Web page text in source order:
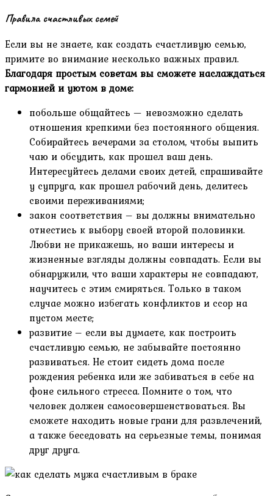
Правила счастливых семей
Если вы не знаете, как создать счастливую семью,
примите во внимание несколько важных правил.
Благодаря простым советам вы сможете наслаждаться
гармонией и уютом в доме:
побольше общайтесь — невозможно сделать
отношения крепкими без постоянного общения.
Собирайтесь вечерами за столом, чтобы выпить
чаю и обсудить, как прошел ваш день.
Интересуйтесь делами своих детей, спрашивайте
у супруга, как прошел рабочий день, делитесь
своими переживаниями;
закон соответствия – вы должны внимательно
отнестись к выбору своей второй половинки.
Любви не прикажешь, но ваши интересы и
жизненные взгляды должны совпадать. Если вы
обнаружили, что ваши характеры не совпадают,
научитесь с этим смиряться. Только в таком
случае можно избегать конфликтов и ссор на
пустом месте;
развитие – если вы думаете, как построить
счастливую семью, не забывайте постоянно
развиваться. Не стоит сидеть дома после
рождения ребенка или же забиваться в себе на
фоне сильного стресса. Помните о том, что
человек должен самосовершенствоваться. Вы
сможете находить новые грани для развлечений,
а также беседовать на серьезные темы, понимая
друг друга.